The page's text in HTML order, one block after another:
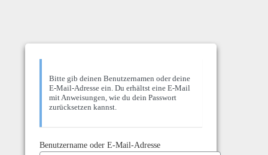
Bitte gib deinen Benutzernamen oder deine
E-Mail-Adresse ein. Du erhältst eine E-Mail
mit Anweisungen, wie du dein Passwort
zurücksetzen kannst.
Benutzername oder E-Mail-Adresse